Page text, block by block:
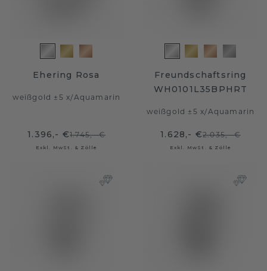
Ehering Rosa
weißgold ±5 x/Aquamarin
1.396,- €1.745,- €
Exkl. MwSt. & Zölle
Freundschaftsring
WH0101L35BPHRT
weißgold ±5 x/Aquamarin
1.628,- €2.035,- €
Exkl. MwSt. & Zölle